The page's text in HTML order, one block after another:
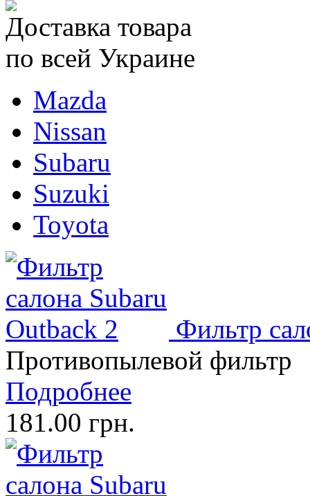
Доставка товара
по всей Украине
Mazda
Nissan
Subaru
Suzuki
Toyota
Фильтр
Противопылевой фильтр
Подробнее
181.00 грн.